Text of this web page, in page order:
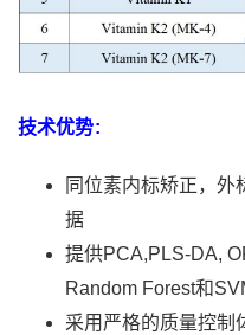
技术优势:
同位素内标矫正，外
据
提供PCA,PLS-DA,
Random Forest和
采用严格的质量控制